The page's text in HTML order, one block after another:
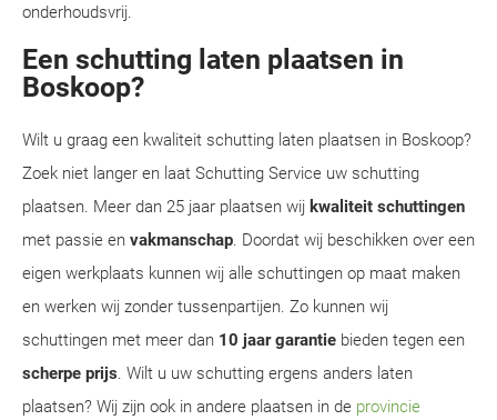
onderhoudsvrij.
Een schutting laten plaatsen in
Boskoop?
Wilt u graag een kwaliteit schutting laten plaatsen in Boskoop?
Zoek niet langer en laat Schutting Service uw schutting
plaatsen. Meer dan 25 jaar plaatsen wij kwaliteit schuttingen
met passie en vakmanschap. Doordat wij beschikken over een
eigen werkplaats kunnen wij alle schuttingen op maat maken
en werken wij zonder tussenpartijen. Zo kunnen wij
schuttingen met meer dan 10 jaar garantie bieden tegen een
scherpe prijs. Wilt u uw schutting ergens anders laten
plaatsen? Wij zijn ook in andere plaatsen in de provincie